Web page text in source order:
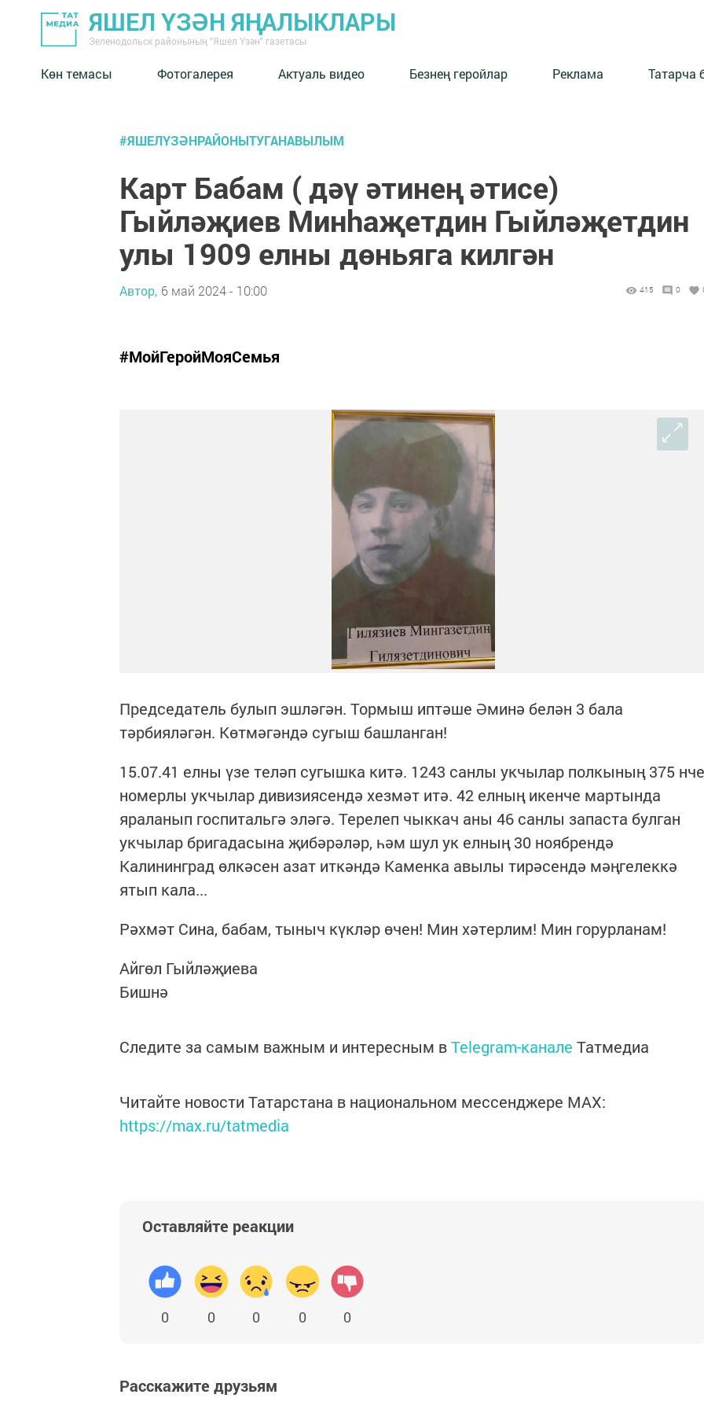
ЯШЕЛ ҮЗӘН ЯҢАЛЫКЛАРЫ
Зеленодольск районының "Яшел Үзән" газетасы
Көн темасы Фотогалерея Актуаль видео Безнең геройлар Реклама Татарча
#ЯШЕЛҮЗӘНРАЙОНЫТУГАНАВЫЛЫМ
Карт Бабам ( дәү әтинең әтисе)
Гыйләҗиев Минhаҗетдин Гыйләҗетдин
улы 1909 елны дөньяга килгән
Автор, 6 май 2024 - 10:00 415 0
#МойГеройМояСемья
Председатель булып эшләгән. Тормыш иптәше Әминә белән 3 бала
тәрбияләгән. Көтмәгәндә сугыш башланган!
15.07.41 елны үзе теләп сугышка китә. 1243 санлы укчылар полкының 375 нче
номерлы укчылар дивизиясендә хезмәт итә. 42 елның икенче мартында
яраланып госпитальгә эләгә. Терелеп чыккач аны 46 санлы запаста булган
укчылар бригадасына җибәрәләр, һәм шул ук елның 30 ноябрендә
Калининград өлкәсен азат иткәндә Каменка авылы тирәсендә мәңгелеккә
ятып кала...
Рәхмәт Сина, бабам, тыныч күкләр өчен! Мин хәтерлим! Мин горурланам!
Айгөл Гыйләҗиева
Бишнә
Следите за самым важным и интересным вTelegram-канале Татмедиа
Читайте новости Татарстана в национальном мессенджере MАХ:
https://max.ru/tatmedia
Оставляйте реакции
0 0 0 0 0
Расскажите друзьям